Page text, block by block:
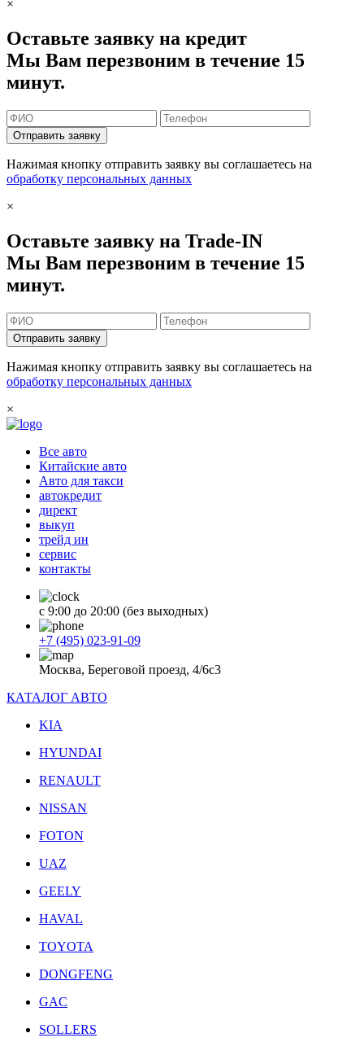
×
Оставьте заявку на кредит
Мы Вам перезвоним в течение 15
минут.
Отправить заявку
Нажимая кнопку отправить заявку вы соглашаетесь на
обработку персональных данных
×
Оставьте заявку на Trade-IN
Мы Вам перезвоним в течение 15
минут.
Отправить заявку
Нажимая кнопку отправить заявку вы соглашаетесь на
обработку персональных данных
×
Все авто
Китайские авто
Авто для такси
автокредит
директ
выкуп
трейд ин
сервис
контакты
с 9:00 до 20:00 (без выходных)
+7 (495) 023-91-09
Москва, Береговой проезд, 4/6с3
КАТАЛОГ АВТО
KIA
HYUNDAI
RENAULT
NISSAN
FOTON
UAZ
GEELY
HAVAL
TOYOTA
DONGFENG
GAC
SOLLERS